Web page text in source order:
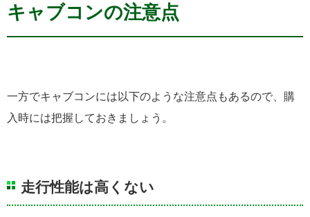
キャブコンの注意点
一方でキャブコンには以下のような注意点もあるので、購
入時には把握しておきましょう。
走行性能は高くない